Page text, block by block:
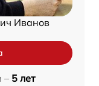
Иванов
– 5 лет